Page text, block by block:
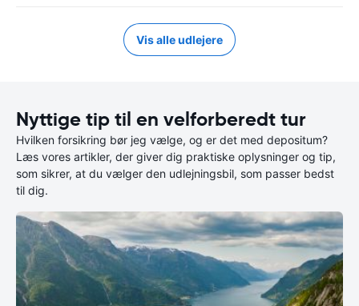
Vis alle udlejere
Nyttige tip til en velforberedt tur
Hvilken forsikring bør jeg vælge, og er det med depositum?
Læs vores artikler, der giver dig praktiske oplysninger og tip,
som sikrer, at du vælger den udlejningsbil, som passer bedst
til dig.